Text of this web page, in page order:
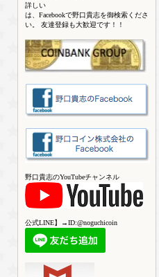
詳しい
は、Facebookで野口貴志を御検索くださ
い。 友達登録も大歓迎です！！
野口貴志のYouTubeチャンネル
公式LINE】→ID:@noguchicoin